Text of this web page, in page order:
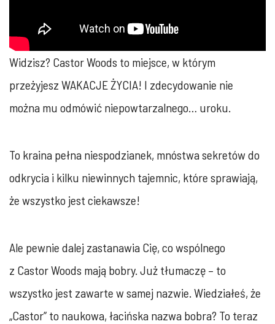
Widzisz? Castor Woods to miejsce, w którym
przeżyjesz WAKACJE ŻYCIA! I zdecydowanie nie
można mu odmówić niepowtarzalnego… uroku.
To kraina pełna niespodzianek, mnóstwa sekretów do
odkrycia i kilku niewinnych tajemnic, które sprawiają,
że wszystko jest ciekawsze!
Ale pewnie dalej zastanawia Cię, co wspólnego
z Castor Woods mają bobry. Już tłumaczę – to
wszystko jest zawarte w samej nazwie. Wiedziałeś, że
„Castor” to naukowa, łacińska nazwa bobra? To teraz